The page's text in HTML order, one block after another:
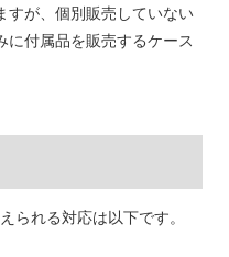
すが、個別販売していない
に付属品を販売するケース
られる対応は以下です。